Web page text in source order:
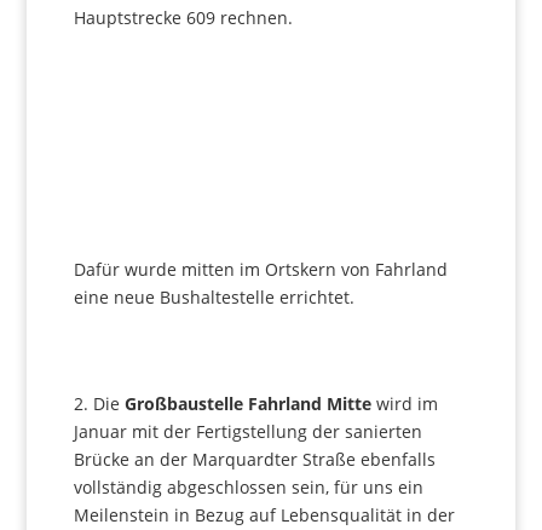
Hauptstrecke 609 rechnen.
Dafür wurde mitten im Ortskern von Fahrland
eine neue Bushaltestelle errichtet.
2. Die Großbaustelle Fahrland Mittewird im
Januar mit der Fertigstellung der sanierten
Brücke an der Marquardter Straße ebenfalls
vollständig abgeschlossen sein, für uns ein
Meilenstein in Bezug auf Lebensqualität in der